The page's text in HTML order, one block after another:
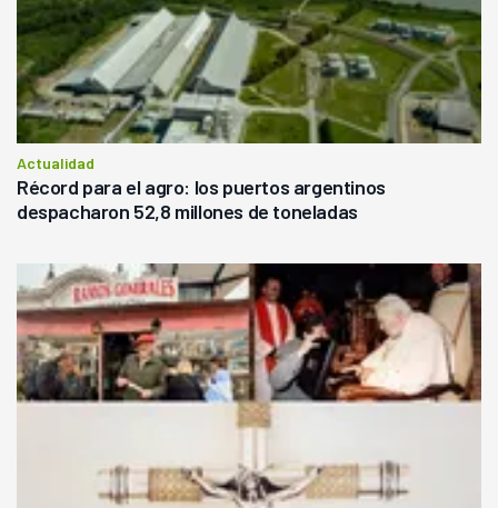
Actualidad
Récord para el agro: los puertos argentinos
despacharon 52,8 millones de toneladas